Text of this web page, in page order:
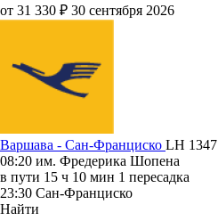
от 31 330 ₽ 30 сентября 2026
Варшава - Сан-Франциско LH 1347
08:20 им. Фредерика Шопена
в пути 15 ч 10 мин 1 пересадка
23:30 Сан-Франциско
Найти